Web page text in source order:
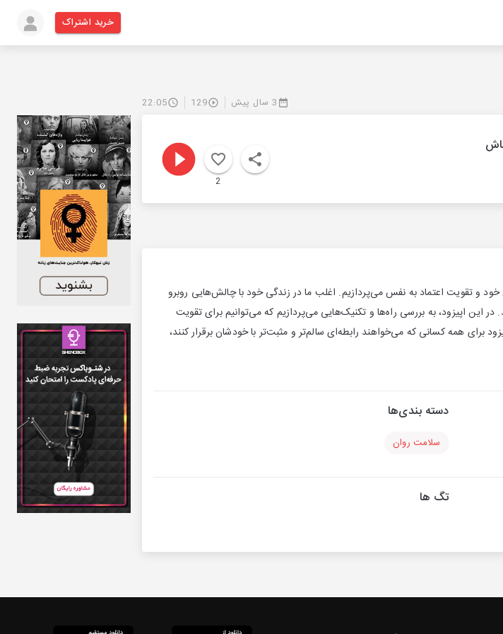
خرید اشتراک
3 سال پیش 129
22:05
2
و تقویت اعتماد به نفس می‌پردازیم. اغلب ما در زندگی خود با چالش‌هایی روبرو
این اپیزود، به بررسی راه‌ها و تکنیک‌هایی می‌پردازیم که می‌توانیم برای تقویت
برای همه کسانی که می‌خواهند رابطه‌ای سالم‌تر و مثبت‌تر با خودشان برقرار کنند،
دسته بندی‌ها
سلامت روان
تگ ها